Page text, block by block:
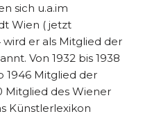
sich u.a.im
Wien ( jetzt
er als Mitglied der
Von 1932 bis 1938
1946 Mitglied der
Mitglied des Wiener
Künstlerlexikon